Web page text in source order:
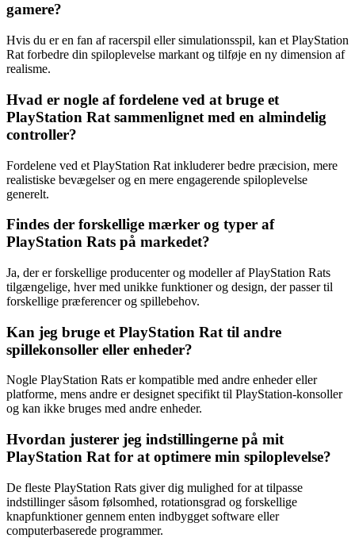
gamere?
Hvis du er en fan af racerspil eller simulationsspil, kan et PlayStation
Rat forbedre din spiloplevelse markant og tilføje en ny dimension af
realisme.
Hvad er nogle af fordelene ved at bruge et
PlayStation Rat sammenlignet med en almindelig
controller?
Fordelene ved et PlayStation Rat inkluderer bedre præcision, mere
realistiske bevægelser og en mere engagerende spiloplevelse
generelt.
Findes der forskellige mærker og typer af
PlayStation Rats på markedet?
Ja, der er forskellige producenter og modeller af PlayStation Rats
tilgængelige, hver med unikke funktioner og design, der passer til
forskellige præferencer og spillebehov.
Kan jeg bruge et PlayStation Rat til andre
spillekonsoller eller enheder?
Nogle PlayStation Rats er kompatible med andre enheder eller
platforme, mens andre er designet specifikt til PlayStation-konsoller
og kan ikke bruges med andre enheder.
Hvordan justerer jeg indstillingerne på mit
PlayStation Rat for at optimere min spiloplevelse?
De fleste PlayStation Rats giver dig mulighed for at tilpasse
indstillinger såsom følsomhed, rotationsgrad og forskellige
knapfunktioner gennem enten indbygget software eller
computerbaserede programmer.